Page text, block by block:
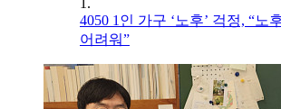
1.
4050 1인 가구 ‘노후’ 걱정, “노
어려워”